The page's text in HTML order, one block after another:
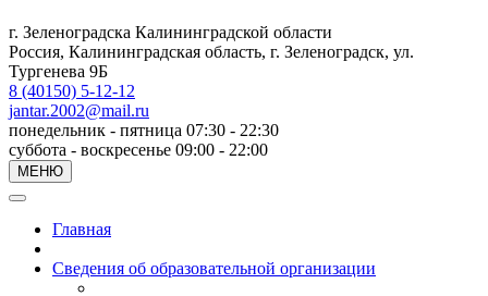
г. Зеленоградска Калининградской области
Россия, Калининградская область, г. Зеленоградск, ул.
Тургенева 9Б
8 (40150) 5-12-12
jantar.2002@mail.ru
понедельник - пятница 07:30 - 22:30
суббота - воскресенье 09:00 - 22:00
МЕНЮ
Главная
Сведения об образовательной организации